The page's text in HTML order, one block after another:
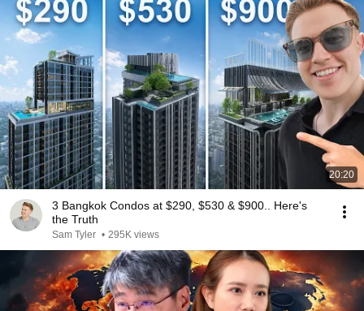
20:20
3 Bangkok Condos at $290, $530 & $900.. Here's
the Truth
Sam Tyler • 295K views